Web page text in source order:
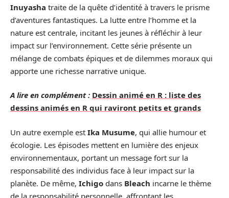
Inuyasha traite de la quête d’identité à travers le prisme
d’aventures fantastiques. La lutte entre l’homme et la
nature est centrale, incitant les jeunes à réfléchir à leur
impact sur l’environnement. Cette série présente un
mélange de combats épiques et de dilemmes moraux qui
apporte une richesse narrative unique.
A lire en complément : Dessin animé en R : liste des
dessins animés en R qui raviront petits et grands
Un autre exemple est Ika Musume, qui allie humour et
écologie. Les épisodes mettent en lumière des enjeux
environnementaux, portant un message fort sur la
responsabilité des individus face à leur impact sur la
planète. De même, Ichigo dans Bleach incarne le thème
de la responsabilité personnelle, affrontant les